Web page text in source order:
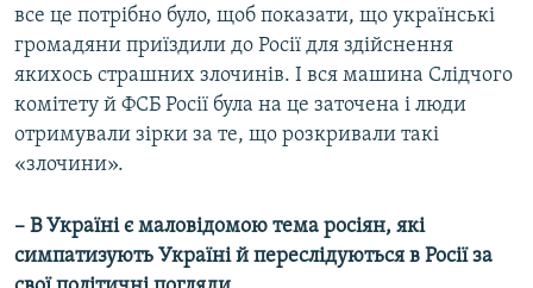
все це потрібно було, щоб показати, що українські
громадяни приїздили до Росії для здійснення
якихось страшних злочинів. І вся машина Слідчого
комітету й ФСБ Росії була на це заточена і люди
отримували зірки за те, що розкривали такі
«злочини».
– В Україні є маловідомою тема росіян, які
симпатизують Україні й переслідуються в Росії за